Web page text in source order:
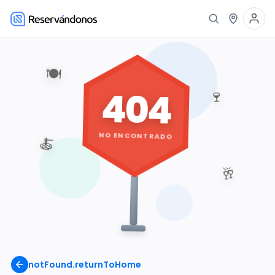
notFound.returnToHome
🍽️
🍷
🥂
🍝
404
NO ENCONTRADO